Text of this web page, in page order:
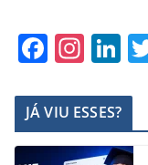
F
c
e
In
a
gr
Li
k
e
JÁ VIU ESSES?